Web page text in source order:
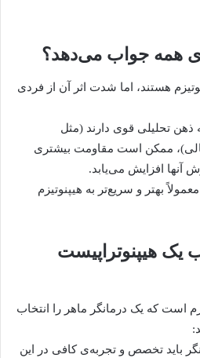
هستند، اما شدت اثر آن از فردی
ذهن تحلیلی قوی دارند (مثل
ممکن است مقاومت بیشتری
آنها افزایش می‌یابد.
بهتر و سریع‌تر به هیپنوتیزم
یک هیپنوتراپیست
است که یک درمانگر ماهر را انتخاب
باید تخصص و تجربه‌ی کافی در این